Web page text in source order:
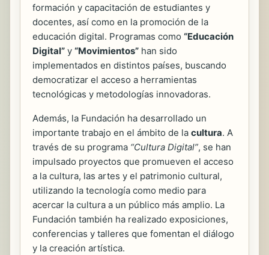
formación y capacitación de estudiantes y
docentes, así como en la promoción de la
educación digital. Programas como “Educación
Digital” y “Movimientos” han sido
implementados en distintos países, buscando
democratizar el acceso a herramientas
tecnológicas y metodologías innovadoras.
Además, la Fundación ha desarrollado un
importante trabajo en el ámbito de la cultura. A
través de su programa “Cultura Digital”, se han
impulsado proyectos que promueven el acceso
a la cultura, las artes y el patrimonio cultural,
utilizando la tecnología como medio para
acercar la cultura a un público más amplio. La
Fundación también ha realizado exposiciones,
conferencias y talleres que fomentan el diálogo
y la creación artística.